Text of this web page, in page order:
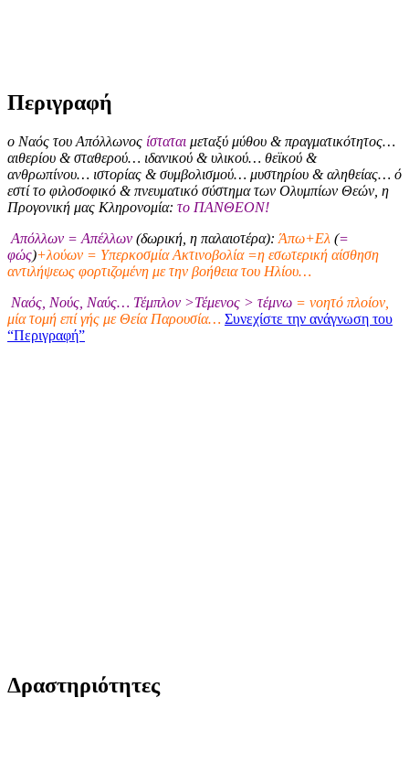
Περιγραφή
ο Ναός του Απόλλωνος ίσταται μεταξύ μύθου & πραγματικότητος…
αιθερίου & σταθερού… ιδανικού & υλικού… θεϊκού &
ανθρωπίνου… ιστορίας & συμβολισμού… μυστηρίου & αληθείας… ό
εστί το φιλοσοφικό & πνευματικό σύστημα των Ολυμπίων Θεών, η
Προγονική μας Κληρονομία: το ΠΑΝΘΕΟΝ!
Απόλλων = Απέλλων (δωρική, η παλαιοτέρα): Άπω+Ελ (=
φώς)+λούων = Υπερκοσμία Ακτινοβολία =η εσωτερική αίσθηση
αντιλήψεως φορτιζομένη με την βοήθεια του Ηλίου…
Ναός, Νούς, Ναύς… Τέμπλον >Τέμενος > τέμνω = νοητό πλοίον,
μία τομή επί γής με Θεία Παρουσία… Συνεχίστε την ανάγνωση του
“Περιγραφή”
Δραστηριότητες